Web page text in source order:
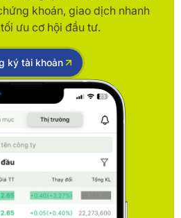
khoán, giao dịch nhanh
ưu cơ hội đầu tư.
ký tài khoản